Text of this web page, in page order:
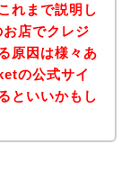
れまで説明し
店でクレジ
原因は様々あ
の公式サイ
といいかもし